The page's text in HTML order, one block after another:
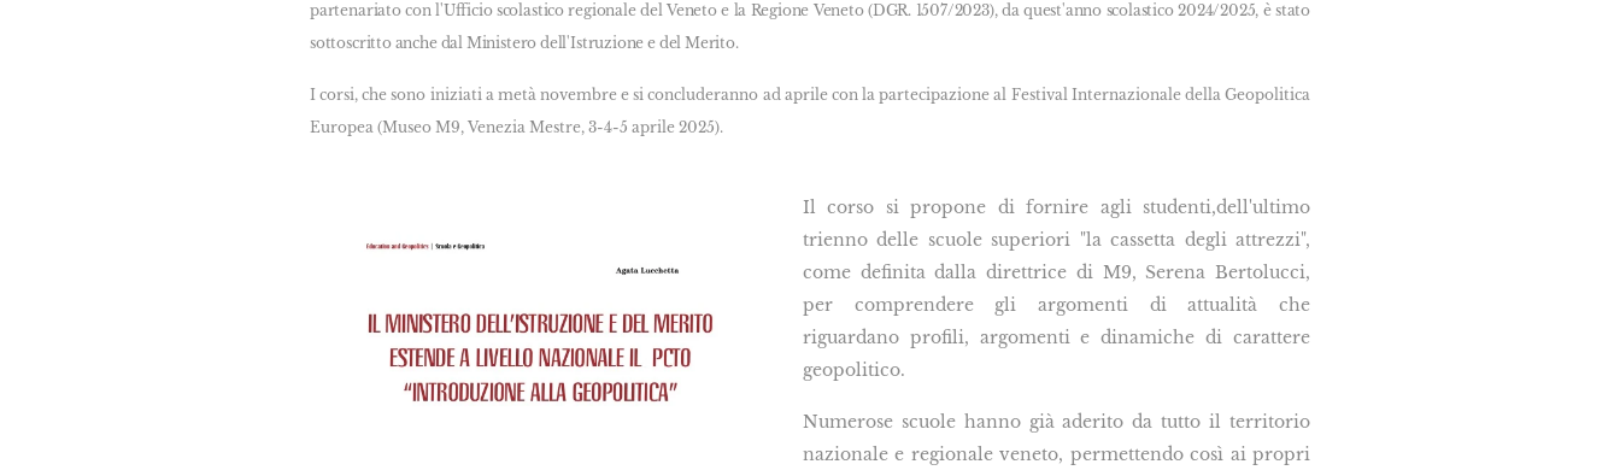
partenariato con l'Ufficio scolastico regionale del Veneto e la Regione Veneto (DGR. 1507/2023), da quest'anno scolastico 2024/2025, è stato
sottoscritto anche dal Ministero dell'Istruzione e del Merito.
I corsi, che sono iniziati a metà novembre e si concluderanno ad aprile con la partecipazione al Festival Internazionale della Geopolitica
Europea (Museo M9, Venezia Mestre, 3-4-5 aprile 2025).
Il corso si propone di fornire agli studenti,dell'ultimo
trienno delle scuole superiori "la cassetta degli attrezzi",
come definita dalla direttrice di M9, Serena Bertolucci,
per comprendere gli argomenti di attualità che
riguardano profili, argomenti e dinamiche di carattere
geopolitico.
Numerose scuole hanno già aderito da tutto il territorio
nazionale e regionale veneto, permettendo così ai propri